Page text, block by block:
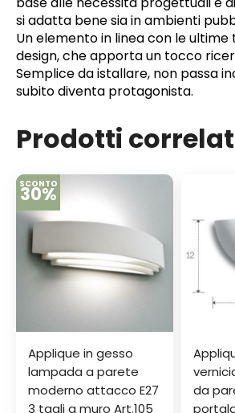
si adatta bene sia in ambienti
Un elemento in linea con le ultime
design, che apporta un tocco
Semplice da istallare, non passa
subito diventa protagonista.
Prodotti
SCONTO
30%
Applique in gesso
lampada a parete
moderno attacco E27
3 tagli a muro Art.105
da